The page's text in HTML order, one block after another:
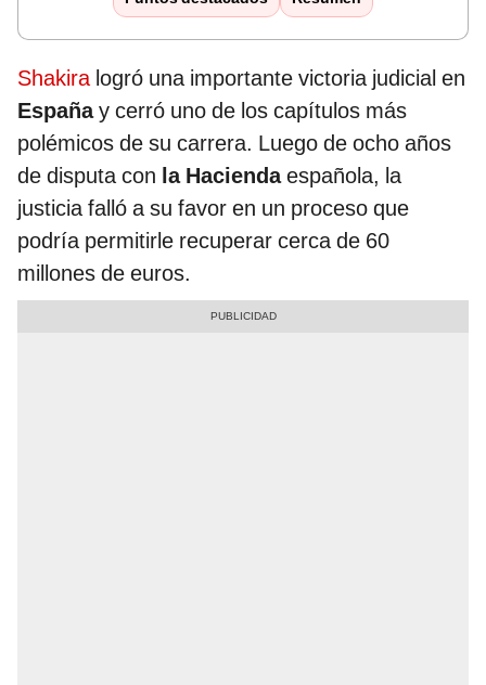
Shakiralogró una importante victoria judicial en
Españay cerró uno de los capítulos más
polémicos de su carrera. Luego de ocho años
de disputa con la Haciendaespañola, la
justicia falló a su favor en un proceso que
podría permitirle recuperar cerca de 60
millones de euros.